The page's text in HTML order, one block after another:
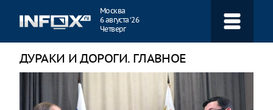
Москва
6 августа ‘26
Четверг
ДУРАКИ И ДОРОГИ. ГЛАВНОЕ